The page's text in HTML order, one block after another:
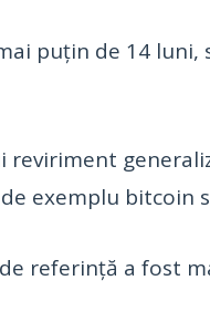
puțin de 14
reviriment
exemplu bitcoin
referință a fost